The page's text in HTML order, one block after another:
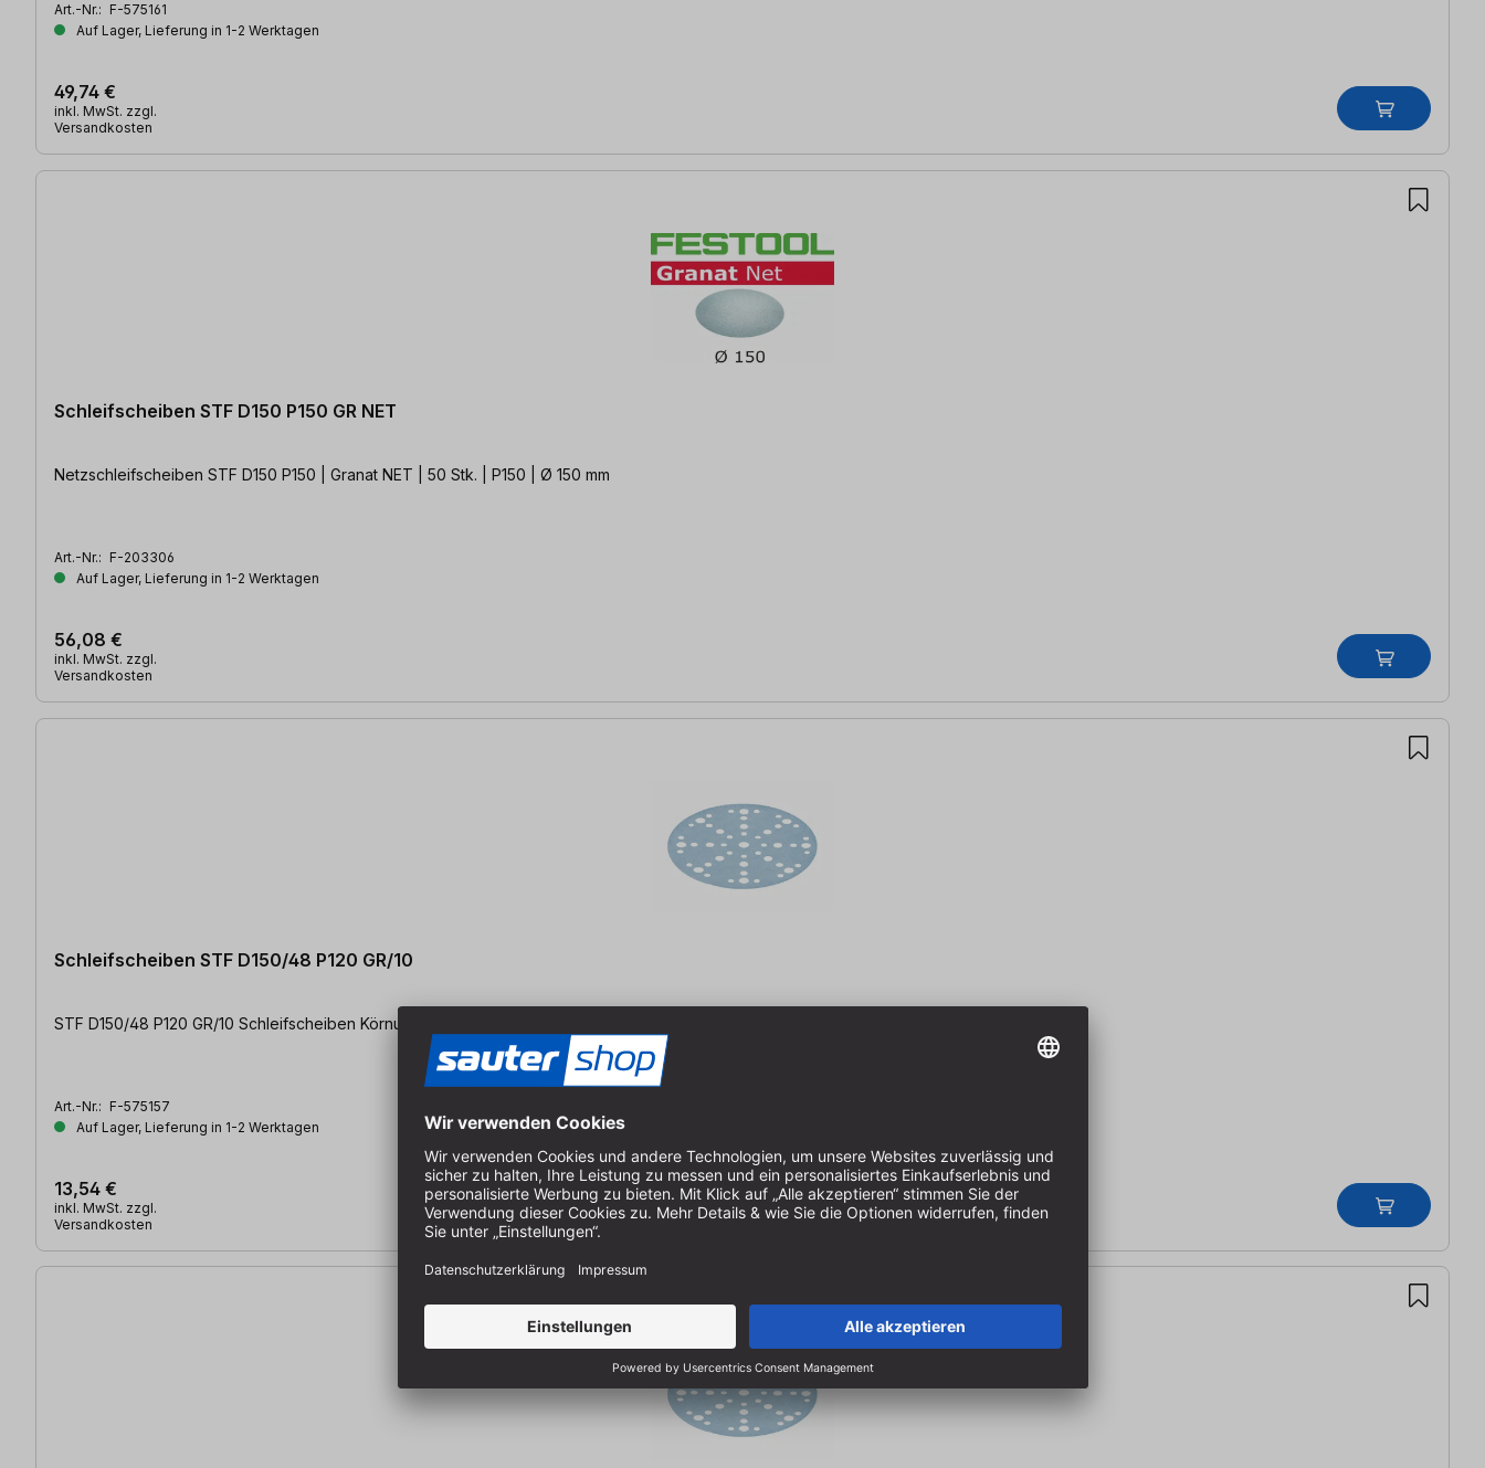
Art.-Nr.: F-575161
Auf Lager, Lieferung in 1-2 Werktagen
49,74 €
inkl. MwSt. zzgl.
Versandkosten
Schleifscheiben STF D150 P150 GR NET
Netzschleifscheiben STF D150 P150 | Granat NET | 50 Stk. | P150 | Ø 150 mm
Art.-Nr.: F-203306
Auf Lager, Lieferung in 1-2 Werktagen
56,08 €
inkl. MwSt. zzgl.
Versandkosten
Schleifscheiben STF D150/48 P120 GR/10
STF D150/48 P120 GR/10 Schleifscheiben Körnung: P120 Packungsinhalt: 10 St.
Art.-Nr.: F-575157
Auf Lager, Lieferung in 1-2 Werktagen
13,54 €
inkl. MwSt. zzgl.
Versandkosten